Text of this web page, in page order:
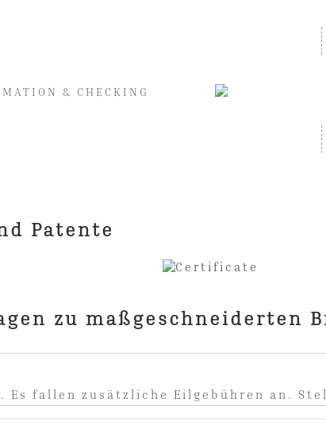
& CHECKING
Patente
zu maßgeschneiderten
Es fallen zusätzliche Eilgebühren an.